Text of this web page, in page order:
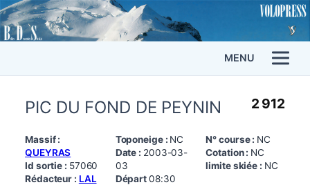
MENU
PIC DU FOND DE PEYNIN 2 912
Massif :
QUEYRAS
Id sortie : 57060
Rédacteur : LAL
Toponeige : NC
Date : 2003-03-
03
Départ08:30
N° course : NC
Cotation : NC
limite skiée : NC